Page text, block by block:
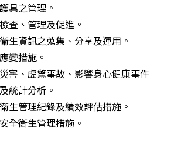
具之管理。
查、管理及促進。
生資訊之蒐集、分享及運用。
變措施。
害、虛驚事故、影響身心健康事件
統計分析。
生管理紀錄及績效評估措施。
全衛生管理措施。